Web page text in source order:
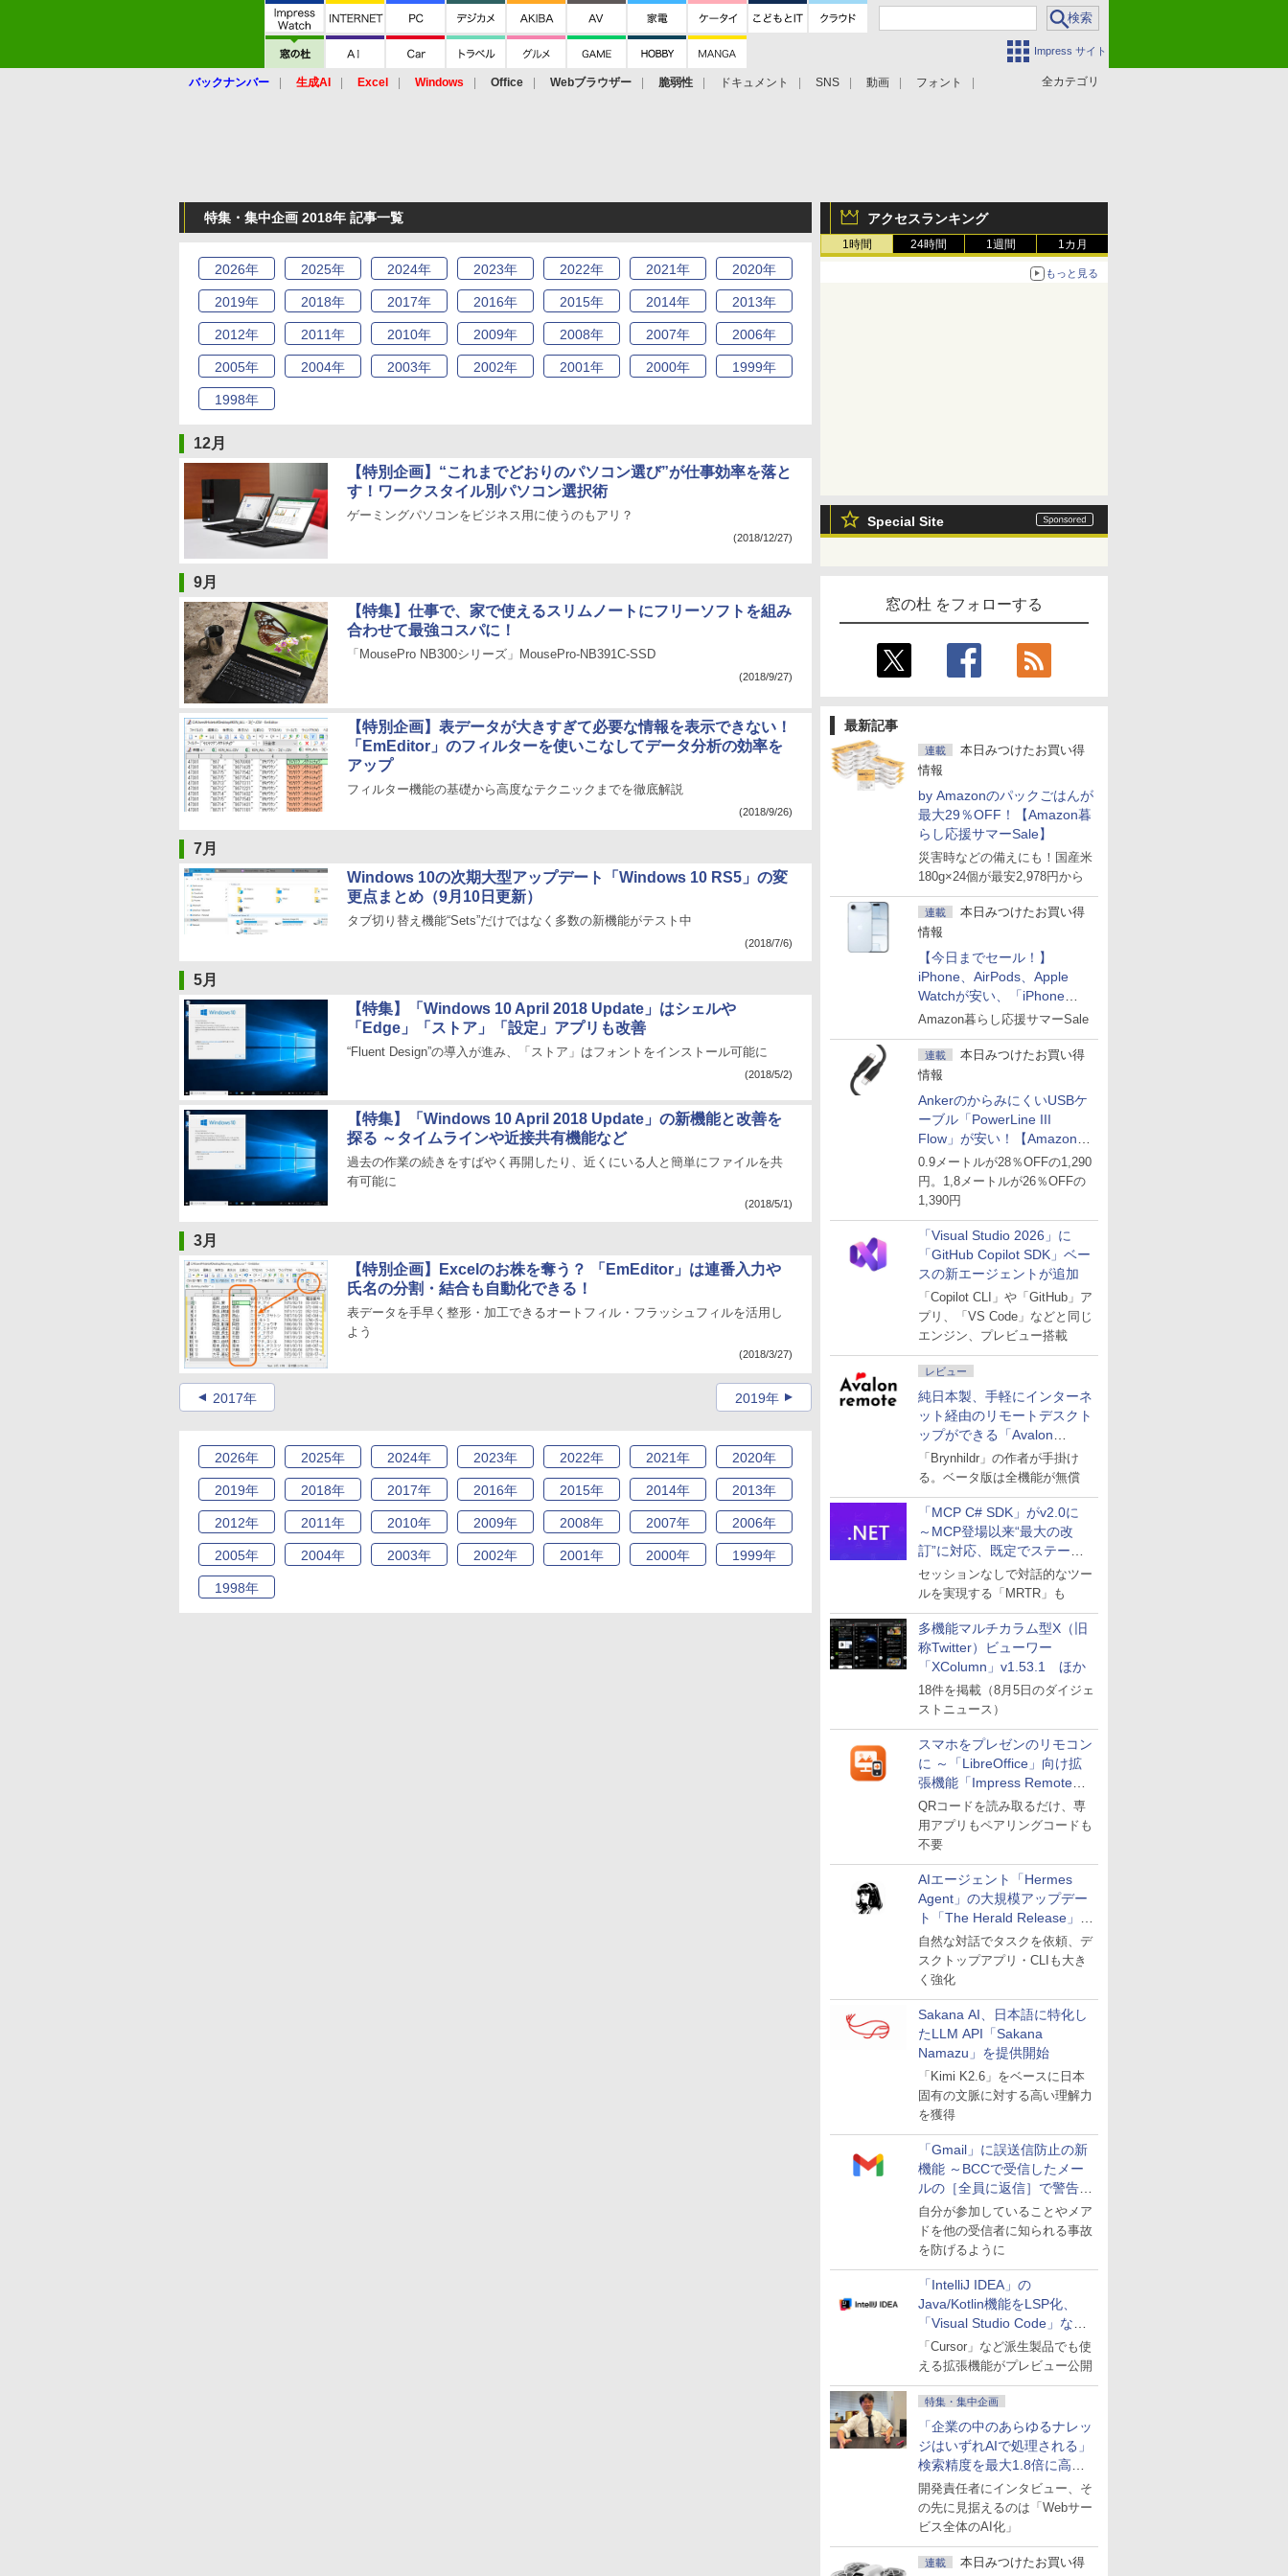
Impress サイト
全カテゴリ
バックナンバー 生成AI Excel Windows Office Webブラウザー 脆弱性 ドキュメント SNS 動画 フォント
アクセスランキング
1時間 24時間 1週間 1カ月
もっと見る
Special Site
窓の杜 をフォローする
最新記事
連載
本日みつけたお買い得
情報
by Amazonのパックごはんが
最大29％OFF！【Amazon暮
らし応援サマーSale】
災害時などの備えにも！国産米
180g×24個が最安2,978円から
連載
本日みつけたお買い得
情報
【今日までセール！】
iPhone、AirPods、Apple
Watchが安い、「iPhone
Air」256GB版が139,800円な
Amazon暮らし応援サマーSale
連載
本日みつけたお買い得
情報
AnkerのからみにくいUSBケ
ーブル「PowerLine III
Flow」が安い！【Amazon暮
らし応援サマーSale】
0.9メートルが28％OFFの1,290
円。1,8メートルが26％OFFの
1,390円
「Visual Studio 2026」に
「GitHub Copilot SDK」ベー
スの新エージェントが追加
「Copilot CLI」や「GitHub」ア
プリ、「VS Code」などと同じ
エンジン、プレビュー搭載
レビュー
純日本製、手軽にインターネ
ット経由のリモートデスクト
ップができる「Avalon
remote」
「Brynhildr」の作者が手掛け
る。ベータ版は全機能が無償
「MCP C# SDK」がv2.0に
～MCP登場以来“最大の改
訂”に対応、既定でステート
レスへ
セッションなしで対話的なツー
ルを実現する「MRTR」も
多機能マルチカラム型X（旧
称Twitter）ビューワー
「XColumn」v1.53.1 ほか
18件を掲載（8月5日のダイジェ
ストニュース）
スマホをプレゼンのリモコン
に ～「LibreOffice」向け拡
張機能「Impress Remote」
が公開
QRコードを読み取るだけ、専
用アプリもペアリングコードも
不要
AIエージェント「Hermes
Agent」の大規模アップデー
ト「The Herald Release」が
公開
自然な対話でタスクを依頼、デ
スクトップアプリ・CLIも大き
く強化
Sakana AI、日本語に特化し
たLLM API「Sakana
Namazu」を提供開始
「Kimi K2.6」をベースに日本
固有の文脈に対する高い理解力
を獲得
「Gmail」に誤送信防止の新
機能 ～BCCで受信したメー
ルの［全員に返信］で警告を
表示
自分が参加していることやメア
ドを他の受信者に知られる事故
を防げるように
「IntelliJ IDEA」の
Java/Kotlin機能をLSP化、
「Visual Studio Code」など
にも開放
「Cursor」など派生製品でも使
える拡張機能がプレビュー公開
特集・集中企画
「企業の中のあらゆるナレッ
ジはいずれAIで処理される」
検索精度を最大1.8倍に高め
た「GMO AI RAG」は無償の
OSS版で「1社1RAG」を目
指す
開発責任者にインタビュー、そ
の先に見据えるのは「Webサー
ビス全体のAI化」
連載
本日みつけたお買い得
特集・集中企画 2018年 記事一覧
2026年 2025年 2024年 2023年 2022年 2021年 2020年
2019年 2018年 2017年 2016年 2015年 2014年 2013年
2012年 2011年 2010年 2009年 2008年 2007年 2006年
2005年 2004年 2003年 2002年 2001年 2000年 1999年
1998年
12月
【特別企画】“これまでどおりのパソコン選び”が仕事効率を落と
す！ワークスタイル別パソコン選択術
ゲーミングパソコンをビジネス用に使うのもアリ？
(2018/12/27)
9月
【特集】仕事で、家で使えるスリムノートにフリーソフトを組み
合わせて最強コスパに！
「MousePro NB300シリーズ」MousePro-NB391C-SSD
(2018/9/27)
【特別企画】表データが大きすぎて必要な情報を表示できない！
「EmEditor」のフィルターを使いこなしてデータ分析の効率を
アップ
フィルター機能の基礎から高度なテクニックまでを徹底解説
(2018/9/26)
7月
Windows 10の次期大型アップデート「Windows 10 RS5」の変
更点まとめ（9月10日更新）
タブ切り替え機能“Sets”だけではなく多数の新機能がテスト中
(2018/7/6)
5月
【特集】「Windows 10 April 2018 Update」はシェルや
「Edge」「ストア」「設定」アプリも改善
“Fluent Design”の導入が進み、「ストア」はフォントをインストール可能に
(2018/5/2)
【特集】「Windows 10 April 2018 Update」の新機能と改善を
探る ～タイムラインや近接共有機能など
過去の作業の続きをすばやく再開したり、近くにいる人と簡単にファイルを共
有可能に
(2018/5/1)
3月
【特別企画】Excelのお株を奪う？ 「EmEditor」は連番入力や
氏名の分割・結合も自動化できる！
表データを手早く整形・加工できるオートフィル・フラッシュフィルを活用し
よう
(2018/3/27)
2017年 2019年
2026年 2025年 2024年 2023年 2022年 2021年 2020年
2019年 2018年 2017年 2016年 2015年 2014年 2013年
2012年 2011年 2010年 2009年 2008年 2007年 2006年
2005年 2004年 2003年 2002年 2001年 2000年 1999年
1998年